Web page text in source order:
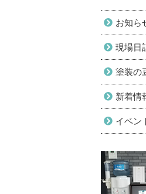
お知ら
現場日
塗装の
新着情
イベン